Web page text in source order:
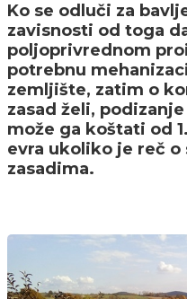
Ko se odluči za
zavisnosti od toga
poljoprivrednom
potrebnu
zemljište, zatim o
zasad želi,
može ga koštati od
evra ukoliko je reč
zasadima.